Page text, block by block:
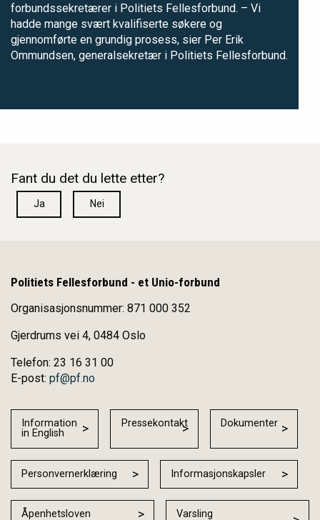
forbundssekretærer i Politiets Fellesforbund. – Vi
hadde mange svært kvalifiserte søkere og
gjennomførte en grundig prosess, sier Per Erik
Ommundsen, generalsekretær i Politiets Fellesforbund.
Fant du det du lette etter?
Ja Nei
Politiets Fellesforbund - et Unio-forbund
Organisasjonsnummer: 871 000 352
Gjerdrums vei 4, 0484 Oslo
Telefon: 23 16 31 00
E-post: pf@pf.no
Information
in English
Pressekontakt Dokumenter
Personvernerklæring Informasjonskapsler
Åpenhetsloven Varsling